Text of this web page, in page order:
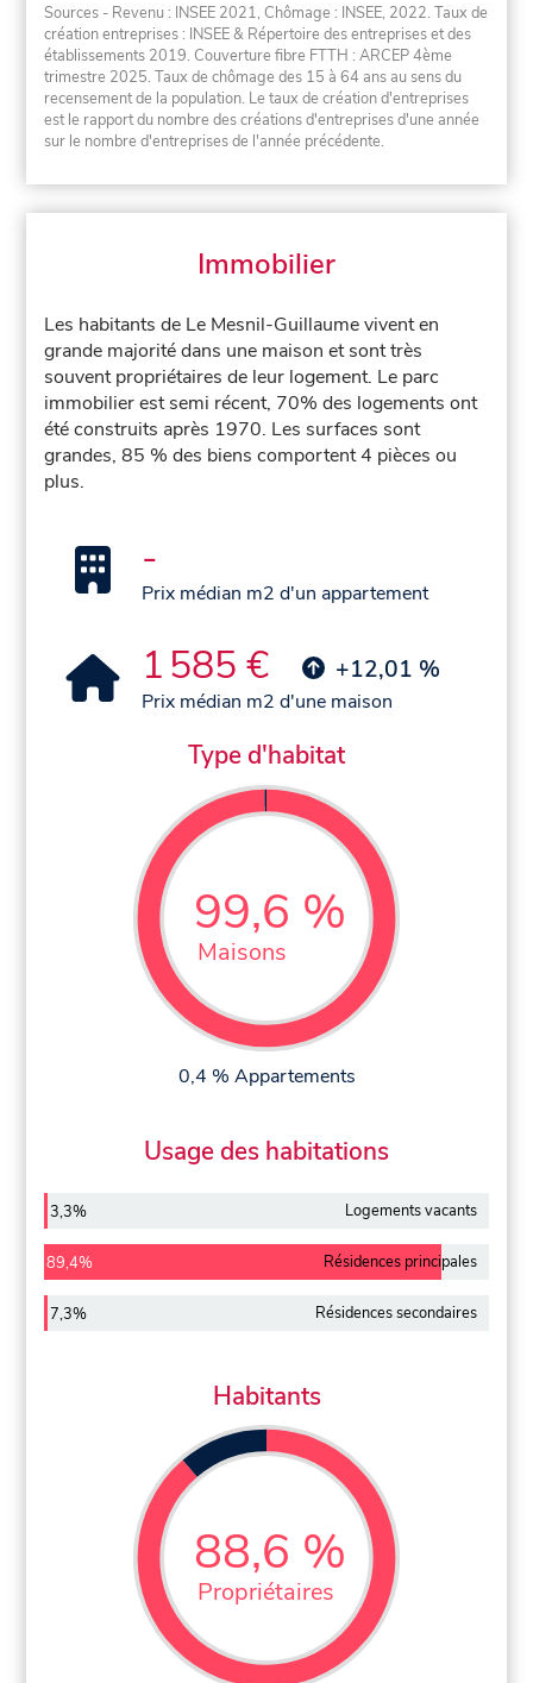
Sources - Revenu : INSEE 2021, Chômage : INSEE, 2022. Taux de
création entreprises : INSEE & Répertoire des entreprises et des
établissements 2019. Couverture fibre FTTH : ARCEP 4ème
trimestre 2025. Taux de chômage des 15 à 64 ans au sens du
recensement de la population. Le taux de création d'entreprises
est le rapport du nombre des créations d'entreprises d'une année
sur le nombre d'entreprises de l'année précédente.
Immobilier
Les habitants de Le Mesnil-Guillaume vivent en
grande majorité dans une maison et sont très
souvent propriétaires de leur logement. Le parc
immobilier est semi récent, 70% des logements ont
été construits après 1970. Les surfaces sont
grandes, 85 % des biens comportent 4 pièces ou
plus.
-
Prix médian m2 d'un appartement
1 585 € +12,01 %
Prix médian m2 d'une maison
Type d'habitat
99,6 %
Maisons
0,4 % Appartements
Usage des habitations
3,3% Logements vacants
89,4% Résidences principales
7,3% Résidences secondaires
Habitants
88,6 %
Propriétaires